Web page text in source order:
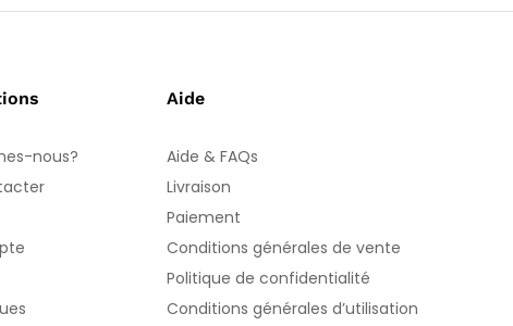
nous?
Aide
Aide & FAQs
Livraison
Paiement
Conditions générales de vente
Politique de confidentialité
Conditions générales d’utilisation